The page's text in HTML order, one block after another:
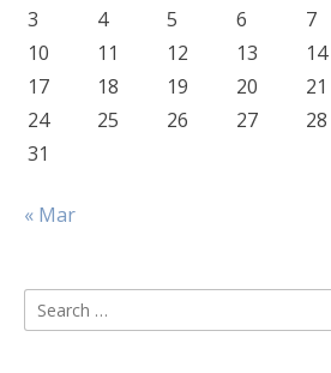
3
4 5 6 7
10
11 12 13 14
17
18 19 20 21
24
25 26 27 28
31
« Mar
Search
for: